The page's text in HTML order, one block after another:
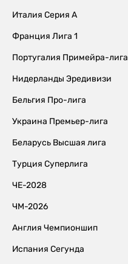
Италия Серия А
Франция Лига 1
Португалия Примейра-лига
Нидерланды Эредивизи
Бельгия Про-лига
Украина Премьер-лига
Беларусь Высшая лига
Турция Суперлига
ЧЕ-2028
ЧМ-2026
Англия Чемпионшип
Испания Сегунда